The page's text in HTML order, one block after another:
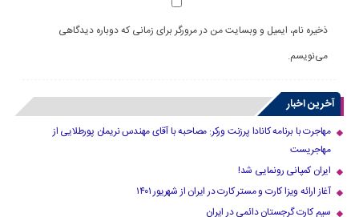
ذخیره نام، ایمیل و وبسایت من در مرورگر برای زمانی که دوباره دیدگاهی
می‌نویسم.
آخرین اخبار
مهاجرت با برنامه کانادا پرزنت ورکر: مصاحبه با آقای مهندس نریمان پورطلایی از
مهاجریست
ایران کمپانی رونمایی شد!
آغاز ارائه ویزا کارت و مستر کارت در ایران از شهریور ۱۴۰۱
سیم کارت گرجستان دائمی در ایران